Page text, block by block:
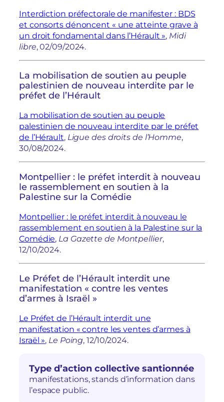
Interdiction préfectorale de manifester : BDS
et consorts dénoncent « une atteinte grave à
un droit fondamental dans l’Hérault », Midi
libre, 02/09/2024.
La mobilisation de soutien au peuple
palestinien de nouveau interdite par le
préfet de l’Hérault
La mobilisation de soutien au peuple
palestinien de nouveau interdite par le préfet
de l’Hérault, Ligue des droits de l’Homme,
30/08/2024.
Montpellier : le préfet interdit à nouveau
le rassemblement en soutien à la
Palestine sur la Comédie
Montpellier : le préfet interdit à nouveau le
rassemblement en soutien à la Palestine sur la
Comédie, La Gazette de Montpellier,
12/10/2024.
Le Préfet de l’Hérault interdit une
manifestation « contre les ventes
d’armes à Israël »
Le Préfet de l’Hérault interdit une
manifestation « contre les ventes d’armes à
Israël », Le Poing, 12/10/2024.
Type d’action collective santionnée
manifestations, stands d’information dans
l’espace public.